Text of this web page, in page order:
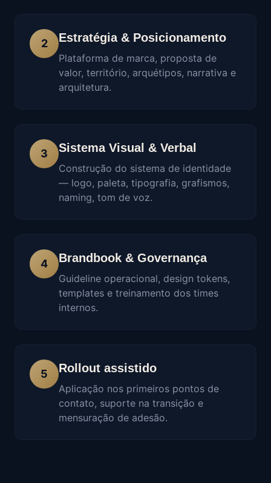
2 Estratégia & Posicionamento
Plataforma de marca, proposta de
valor, território, arquétipos, narrativa e
arquitetura.
3 Sistema Visual & Verbal
Construção do sistema de identidade
— logo, paleta, tipografia, grafismos,
naming, tom de voz.
4 Brandbook & Governança
Guideline operacional, design tokens,
templates e treinamento dos times
internos.
5 Rollout assistido
Aplicação nos primeiros pontos de
contato, suporte na transição e
mensuração de adesão.